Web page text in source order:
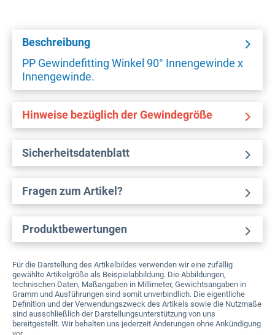
Beschreibung
PP Gewindefitting Winkel 90° Innengewinde x
Innengewinde.
Hinweise bezüglich der Gewindegröße
Sicherheitsdatenblatt
Fragen zum Artikel?
Produktbewertungen
Für die Darstellung des Artikelbildes verwenden wir eine zufällig
gewählte Artikelgröße als Beispielabbildung. Die Abbildungen,
technischen Daten, Maßangaben in Millimeter, Gewichtsangaben in
Gramm und Ausführungen sind somit unverbindlich. Die eigentliche
Definition und der Verwendungszweck des Artikels sowie die Nutzmaße
sind ausschließlich der Darstellungsunterstützung von uns
bereitgestellt. Wir behalten uns jederzeit Änderungen ohne Ankündigung